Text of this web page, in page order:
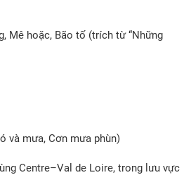
Mê hoặc, Bão tố (trích từ “Những
và mưa, Cơn mưa phùn)
Centre–Val de Loire, trong lưu vực